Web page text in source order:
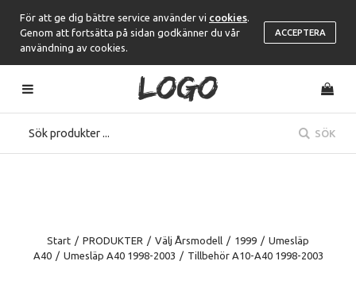
För att ge dig bättre service använder vi cookies
Genom att fortsätta på sidan godkänner du vår
användning av cookies.
ACCEPTERA
SÖK
Start / PRODUKTER / Välj Årsmodell / 1999 / Umesläp
A40 / Umesläp A40 1998-2003 / Tillbehör A10-A40 1998-2003